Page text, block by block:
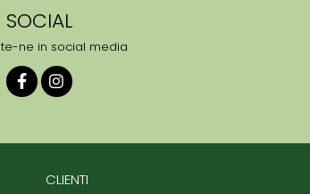
SOCIAL
ne in social media
CLIENTI